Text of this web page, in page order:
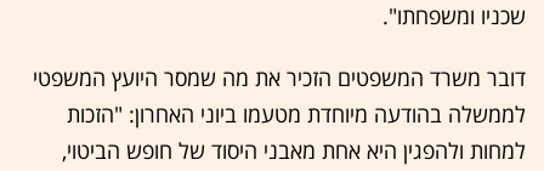
שכניו ומשפחתו".
דובר משרד המשפטים הזכיר את מה שמסר היועץ המשפטי
לממשלה בהודעה מיוחדת מטעמו ביוני האחרון: "הזכות
למחות ולהפגין היא אחת מאבני היסוד של חופש הביטוי,